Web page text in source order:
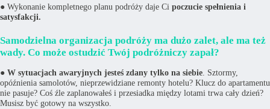
● Wykonanie kompletnego planu podróży daje Ci poczucie spełnienia i
satysfakcji.
Samodzielna organizacja podróży ma dużo zalet, ale ma też
wady. Co może ostudzić Twój podróżniczy zapał?
● W sytuacjach awaryjnych jesteś zdany tylko na siebie. Sztormy,
opóźnienia samolotów, nieprzewidziane remonty hotelu? Klucz do apartamentu
nie pasuje? Coś źle zaplanowałeś i przesiadka między lotami trwa cały dzień?
Musisz być gotowy na wszystko.